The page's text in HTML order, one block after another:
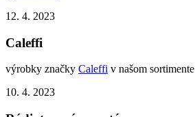
12. 4. 2023
Caleffi
výrobky značky Caleffi v našom sortimente
10. 4. 2023